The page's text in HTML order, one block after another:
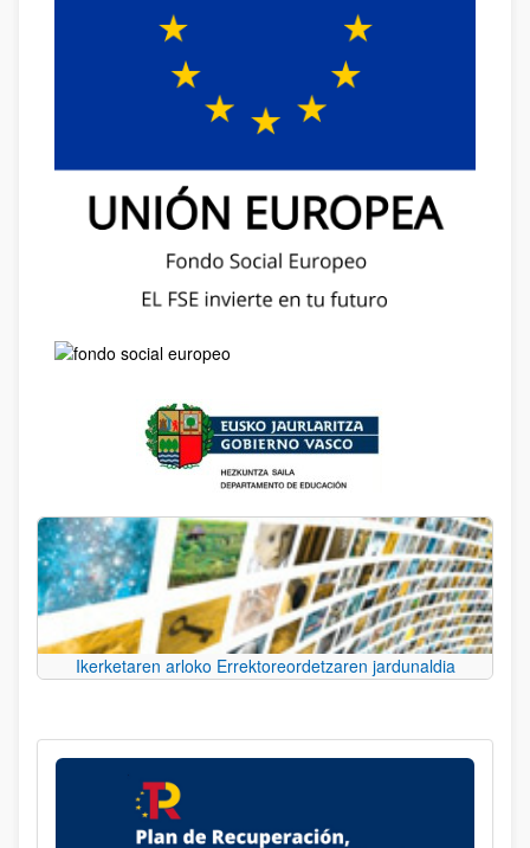
Ikerketaren arloko Errektoreordetzaren jardunaldia